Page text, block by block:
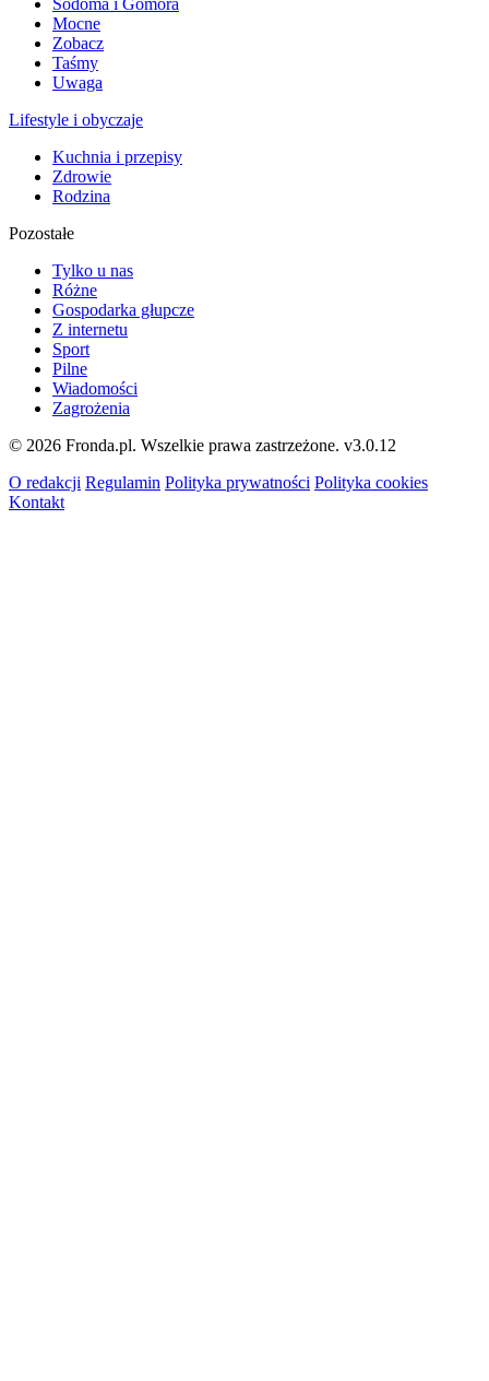
Mocne
Zobacz
Taśmy
Uwaga
Lifestyle i obyczaje
Kuchnia i przepisy
Zdrowie
Rodzina
Pozostałe
Tylko u nas
Różne
Gospodarka głupcze
Z internetu
Sport
Pilne
Wiadomości
Zagrożenia
© 2026 Fronda.pl. Wszelkie prawa zastrzeżone. v3.0.12
O redakcji Regulamin Polityka prywatności Polityka cookies
Kontakt